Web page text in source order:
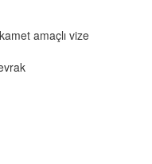
amaçlı vize